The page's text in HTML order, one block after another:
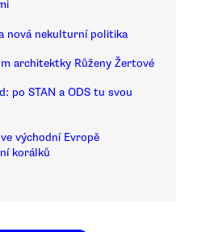
nová nekulturní politika
architektky Růženy Žertové
po STAN a ODS tu svou
východní Evropě
korálků